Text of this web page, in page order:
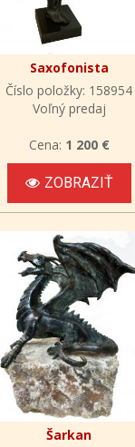
Saxofonista
Číslo položky: 158954
Voľný predaj
Cena: 1 200 €
ZOBRAZIŤ
Šarkan